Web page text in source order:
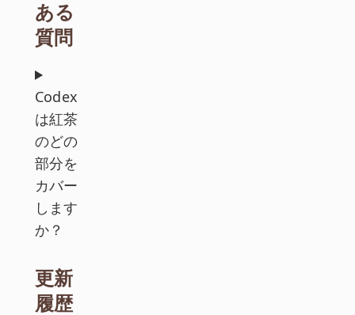
ある
質問
Codex
は紅茶
のどの
部分を
カバー
します
か？
更新
履歴